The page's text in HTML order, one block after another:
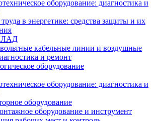
оборудование: диагностика и
в энергетике: средства защиты и их
кабельные линии и воздушные
и ремонт
оборудование
оборудование: диагностика и
оборудование
оборудование и инструмент